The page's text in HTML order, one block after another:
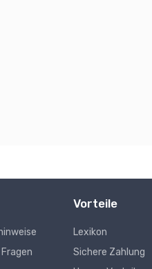
Vorteile
Lexikon
Sichere Zahlung